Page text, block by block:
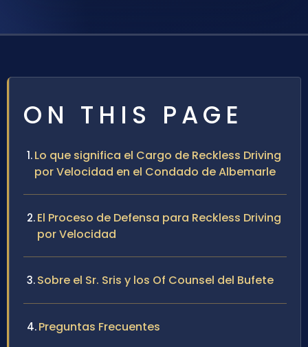
ON THIS PAGE
Lo que significa el Cargo de Reckless Driving
por Velocidad en el Condado de Albemarle
El Proceso de Defensa para Reckless Driving
por Velocidad
Sobre el Sr. Sris y los Of Counsel del Bufete
Preguntas Frecuentes